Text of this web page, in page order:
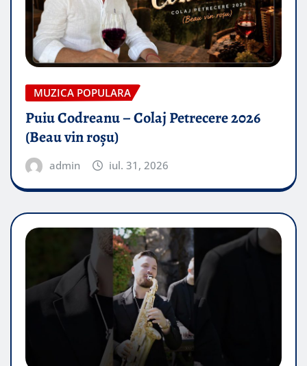
MUZICA POPULARA
Puiu Codreanu – Colaj Petrecere 2026
(Beau vin roșu)
admin iul. 31, 2026